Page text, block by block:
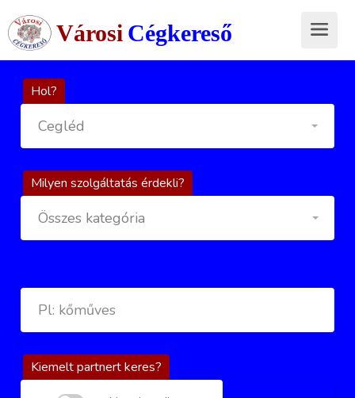
Városi Cégkereső
Hol?
Cegléd
Milyen szolgáltatás érdekli?
Összes kategória
Kiemelt partnert keres?